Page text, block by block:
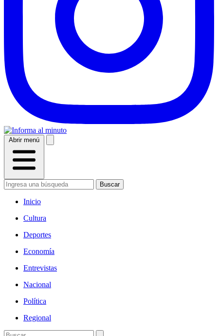
Abrir menú
Buscar
Inicio
Cultura
Deportes
Economía
Entrevistas
Nacional
Política
Regional